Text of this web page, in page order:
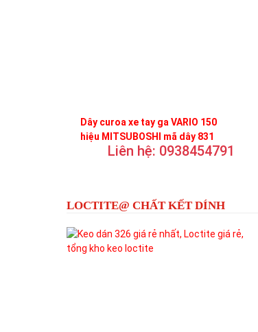
Dây curoa xe tay ga VARIO 150
hiệu MITSUBOSHI mã dây 831
Liên hệ: 0938454791
LOCTITE@ CHẤT KẾT DÍNH